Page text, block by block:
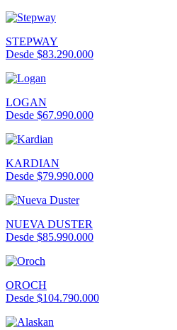
STEPWAY
Desde $83.290.000
LOGAN
Desde $67.990.000
KARDIAN
Desde $79.990.000
NUEVA DUSTER
Desde $85.990.000
OROCH
Desde $104.790.000